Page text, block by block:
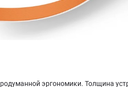
эргономики. Толщина